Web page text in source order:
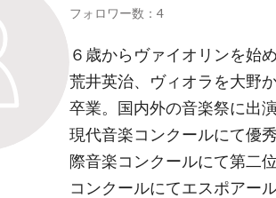
フォロワー数：4
６歳からヴァイオリンを始
荒井英治、ヴィオラを大野
卒業。国内外の音楽祭に出
現代音楽コンクールにて優
際音楽コンクールにて第二
コンクールにてエスポアー